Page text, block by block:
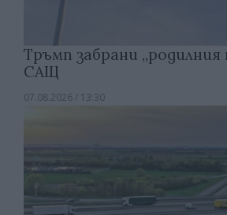
Тръмп забрани „родилния
САЩ
07.08.2026 / 13:30